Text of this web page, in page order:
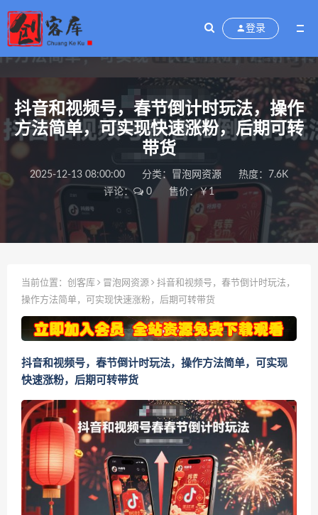
登录
抖音和视频号，春节倒计时玩法，操作
方法简单，可实现快速涨粉，后期可转
带货
2025-12-13 08:00:00 分类： 冒泡网资源
热度：7.6K
评论：
0 售价：￥1
当前位置： 创客库 冒泡网资源
抖音和视频号，春节倒计时玩法，
操作方法简单，可实现快速涨粉，后期可转带货
抖音和视频号，春节倒计时玩法，操作方法简单，可实现
快速涨粉，后期可转带货